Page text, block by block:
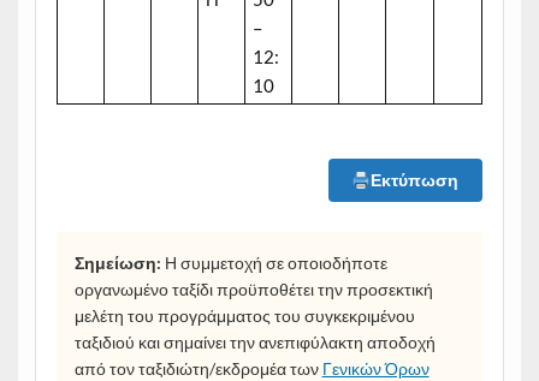
–
12:
10
Εκτύπωση
Σημείωση: Η συμμετοχή σε οποιοδήποτε
οργανωμένο ταξίδι προϋποθέτει την προσεκτική
μελέτη του προγράμματος του συγκεκριμένου
ταξιδιού και σημαίνει την ανεπιφύλακτη αποδοχή
από τον ταξιδιώτη/εκδρομέα των Γενικών Όρων